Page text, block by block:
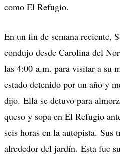
como El Refugio.
En un fin de semana reciente,
condujo desde Carolina del
las 4:00 a.m. para visitar a su
estado detenido por un año y
dijo. Ella se detuvo para
queso y sopa en El Refugio
seis horas en la autopista. Sus
alrededor del jardín. Esta fue